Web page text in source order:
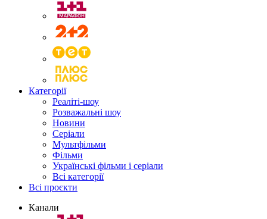
Категорії
Реаліті-шоу
Розважальні шоу
Новини
Серіали
Мультфільми
Фільми
Українські фільми і серіали
Всі категорії
Всі проєкти
Канали